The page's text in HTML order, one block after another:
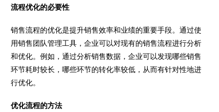
流程优化的必要性
销售流程的优化是提升销售效率和业绩的重要手段。通过使
用销售团队管理工具，企业可以对现有的销售流程进行分析
和优化。例如，通过分析销售数据，企业可以发现哪些销售
环节耗时较长，哪些环节的转化率较低，从而有针对性地进
行优化。
优化流程的方法